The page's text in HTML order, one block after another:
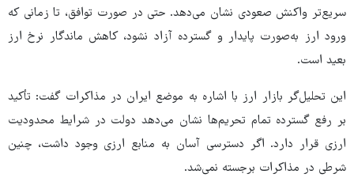
سریع‌تر واکنش صعودی نشان می‌دهد. حتی در صورت توافق، تا زمانی که
ورود ارز به‌صورت پایدار و گسترده آزاد نشود، کاهش ماندگار نرخ ارز
بعید است.
این تحلیل‌گر بازار ارز با اشاره به موضع ایران در مذاکرات گفت: تأکید
بر رفع گسترده تمام تحریم‌ها نشان می‌دهد دولت در شرایط محدودیت
ارزی قرار دارد. اگر دسترسی آسان به منابع ارزی وجود داشت، چنین
شرطی در مذاکرات برجسته نمی‌شد.